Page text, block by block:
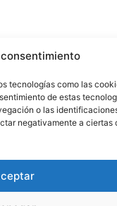
tecnologías como las
de estas
o las
negativamente a ciertas